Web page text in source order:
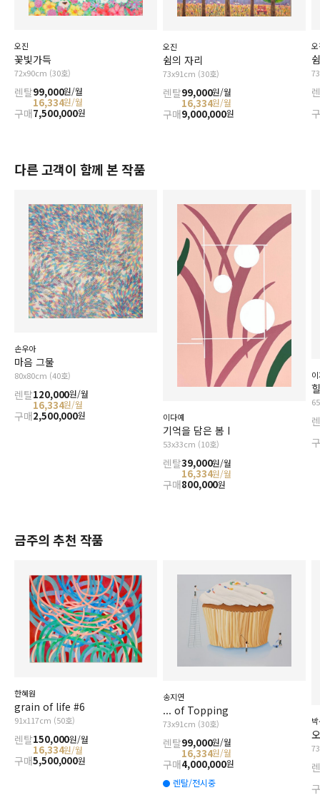
오진
꽃빛가득
72x90cm (30호)
렌탈99,000원/월
16,334원/월
구매7,500,000원
오진
쉼의 자리
73x91cm (30호)
렌탈99,000원/월
16,334원/월
구매9,000,000원
다른 고객이 함께 본 작품
손우아
마음 그물
80x80cm (40호)
렌탈120,000원/월
16,334원/월
구매2,500,000원 이다예
기억을 담은 봄 I
53x33cm (10호)
렌탈39,000원/월
16,334원/월
구매800,000원
금주의 추천 작품
한혜원
grain of life #6
91x117cm (50호)
렌탈150,000원/월
16,334원/월
구매5,500,000원
송지연
... of Topping
73x91cm (30호)
렌탈99,000원/월
16,334원/월
구매4,000,000원
렌탈/전시중